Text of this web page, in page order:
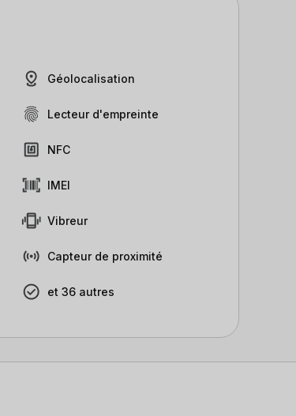
Géolocalisation
Lecteur d'empreinte
NFC
IMEI
Vibreur
Capteur de proximité
et 36 autres